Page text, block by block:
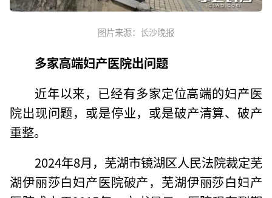
图片来源：长沙晚报
多家高端妇产医院出问题
近年以来，已经有多家定位高端的妇产医
院出现问题，或是停业，或是破产清算、破产
重整。
2024年8月，芜湖市镜湖区人民法院裁定芜
湖伊丽莎白妇产医院破产，芜湖伊丽莎白妇产